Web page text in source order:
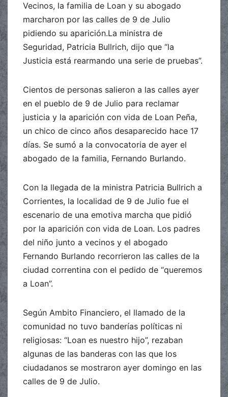
Vecinos, la familia de Loan y su abogado
marcharon por las calles de 9 de Julio
pidiendo su aparición.La ministra de
Seguridad, Patricia Bullrich, dijo que “la
Justicia está rearmando una serie de pruebas”.
Cientos de personas salieron a las calles ayer
en el pueblo de 9 de Julio para reclamar
justicia y la aparición con vida de Loan Peña,
un chico de cinco años desaparecido hace 17
días. Se sumó a la convocatoria de ayer el
abogado de la familia, Fernando Burlando.
Con la llegada de la ministra Patricia Bullrich a
Corrientes, la localidad de 9 de Julio fue el
escenario de una emotiva marcha que pidió
por la aparición con vida de Loan. Los padres
del niño junto a vecinos y el abogado
Fernando Burlando recorrieron las calles de la
ciudad correntina con el pedido de “queremos
a Loan”.
Según Ambito Financiero, el llamado de la
comunidad no tuvo banderías políticas ni
religiosas: “Loan es nuestro hijo”, rezaban
algunas de las banderas con las que los
ciudadanos se mostraron ayer domingo en las
calles de 9 de Julio.